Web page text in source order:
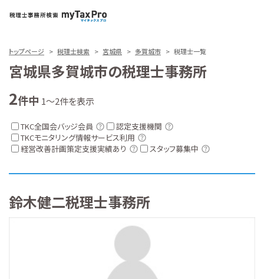
トップページ 税理士検索 宮城県 多賀城市 税理士一覧
宮城県多賀城市の税理士事務所
2件中 1～2件を表示
TKC全国会バッジ会員
認定支援機関
TKCモニタリング情報サービス利用
経営改善計画策定支援実績あり
スタッフ募集中
鈴木健二税理士事務所